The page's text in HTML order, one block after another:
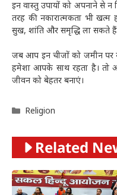
इन वास्तु उपायों को अपनाने से न
तरह की नकारात्मकता भी
सुख, शांति और समृद्धि ला सकते
जब आप इन चीजों को जमीन पर
हमेशा आपके साथ रहता है। तो
जीवन को बेहतर बनाएं।
Categories
Religion
Related